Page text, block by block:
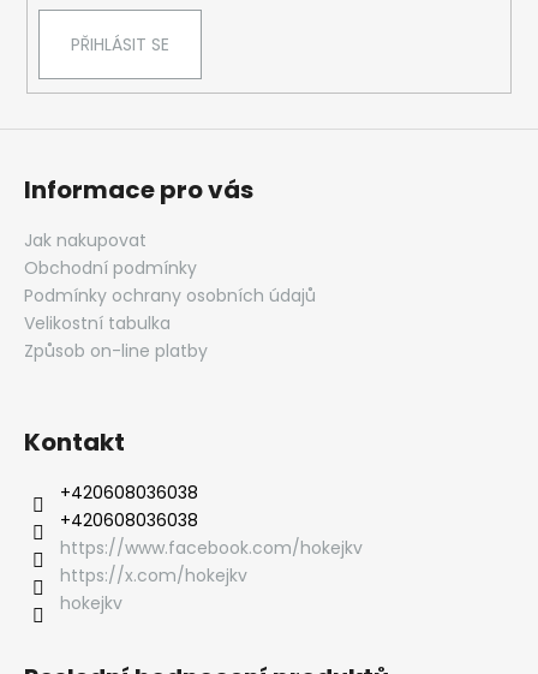
PŘIHLÁSIT SE
Informace pro vás
Jak nakupovat
Obchodní podmínky
Podmínky ochrany osobních údajů
Velikostní tabulka
Způsob on-line platby
Kontakt
‭+420608036038
‭+420608036038
https://www.facebook.com/hokejkv
https://x.com/hokejkv
hokejkv